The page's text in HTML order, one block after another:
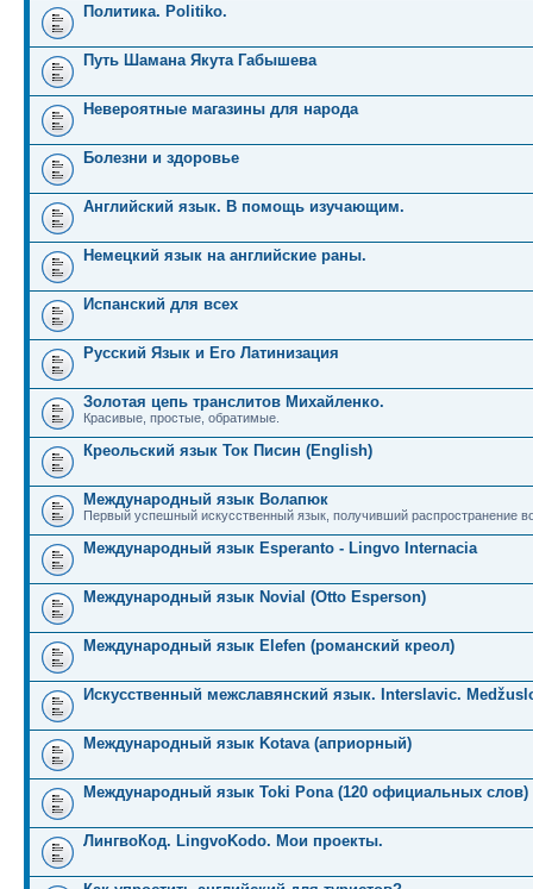
Политика. Politiko.
Путь Шамана Якута Габышева
Невероятные магазины для народа
Болезни и здоровье
Английский язык. В помощь изучающим.
Немецкий язык на английские раны.
Испанский для всех
Русский Язык и Его Латинизация
Золотая цепь транслитов Михайленко.
Красивые, простые, обратимые.
Креольский язык Ток Писин (English)
Международный язык Волапюк
Первый успешный искусственный язык, получивший распространение
Международный язык Esperanto - Lingvo Internacia
Международный язык Novial (Otto Esperson)
Международный язык Elefen (романский креол)
Искусственный межславянский язык. Interslavic.
Международный язык Kotava (априорный)
Международный язык Toki Pona (120 официальных слов)
ЛингвоКод. LingvoKodo. Мои проекты.